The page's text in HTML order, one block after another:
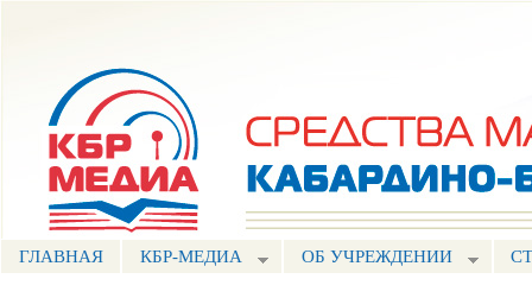
ГЛАВНАЯ КБР-МЕДИА ОБ УЧРЕЖДЕНИИ